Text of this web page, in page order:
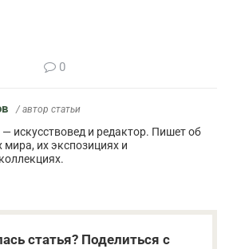
0
/ автор статьи
искусствовед и редактор. Пишет об
мира, их экспозициях и
статья? Поделиться с